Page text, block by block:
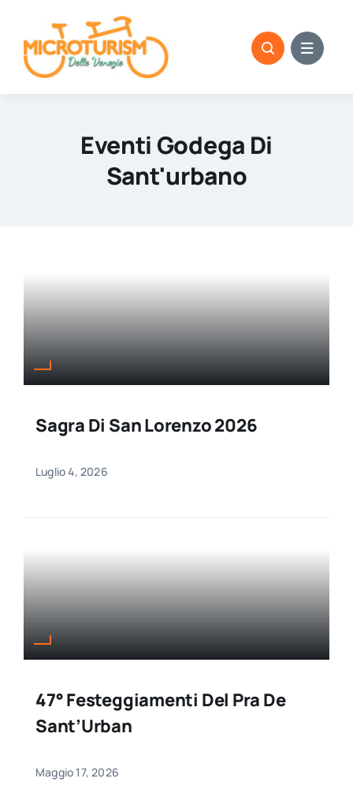
content
Eventi Godega Di
Sant'urbano
Sagra Di San Lorenzo 2026
Luglio 4, 2026
47° Festeggiamenti Del Pra De
Sant’Urban
Maggio 17, 2026